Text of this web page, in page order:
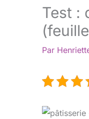
Test :
Par